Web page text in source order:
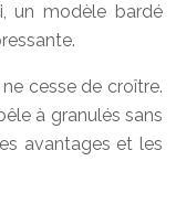
un modèle bardé
cesse de croître.
à granulés sans
avantages et les